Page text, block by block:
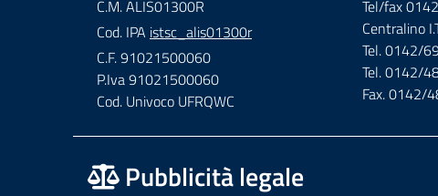
C.M. ALIS01300R
Cod. IPA istsc_alis01300r
C.F. 91021500060
P.Iva 91021500060
Cod. Univoco UFRQWC
Tel/fax
Centralino
Tel. 0142/
Tel. 0142/
Fax. 0142/
Pubblicità legale